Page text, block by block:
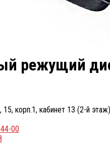
режущий
15, корп.1, кабинет 13 (2-й этаж)
00